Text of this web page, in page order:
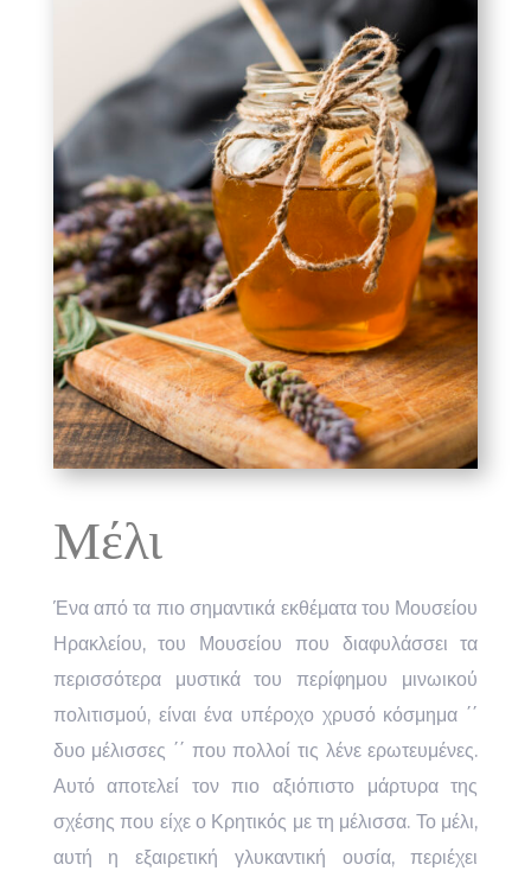
Μέλι
Ένα από τα πιο σημαντικά εκθέματα του Μουσείου
Ηρακλείου, του Μουσείου που διαφυλάσσει τα
περισσότερα μυστικά του περίφημου μινωικού
πολιτισμού, είναι ένα υπέροχο χρυσό κόσμημα ΄΄
δυο μέλισσες ΄΄ που πολλοί τις λένε ερωτευμένες.
Αυτό αποτελεί τον πιο αξιόπιστο μάρτυρα της
σχέσης που είχε ο Κρητικός με τη μέλισσα. Το μέλι,
αυτή η εξαιρετική γλυκαντική ουσία, περιέχει